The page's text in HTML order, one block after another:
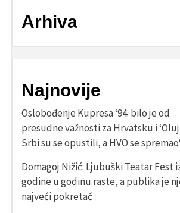
Arhiva
Najnovije
Oslobođenje Kupresa ‘94. bilo je od
presudne važnosti za Hrvatsku i
Srbi su se opustili, a HVO se
Domagoj Nižić: Ljubuški Teatar Fest
godine u godinu raste, a publika je
najveći pokretač